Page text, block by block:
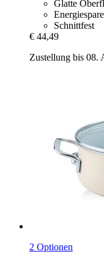
Glatte
Schnittfest
€ 44,49
Zustellung bis 08.
2 Optionen